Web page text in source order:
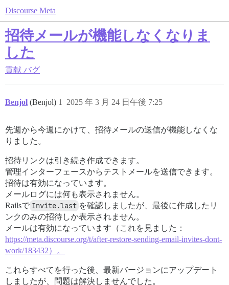
Discourse Meta
招待メールが機能しなくなりま
した
貢献 バグ
Benjol (Benjol) 2025 年 3 月 24 日午後 7:25
1
先週から今週にかけて、招待メールの送信が機能しなくな
りました。
招待リンクは引き続き作成できます。
管理インターフェースからテストメールを送信できます。
招待は有効になっています。
メールログには何も表示されません。
Railsで Invite.last を確認しましたが、最後に作成したリ
ンクのみの招待しか表示されません。
メールは有効になっています（これを見ました：
https://meta.discourse.org/t/after-restore-sending-email-invites-dont-
work/183432）。
これらすべてを行った後、最新バージョンにアップデート
しましたが、問題は解決しませんでした。